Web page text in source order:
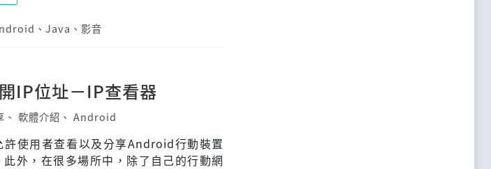
、 Java 、 影音
IP位址－IP查看器
、 軟體介紹 、 Android
許使用者查看以及分享Android行動裝置
外，在很多場所中，除了自己的行動網